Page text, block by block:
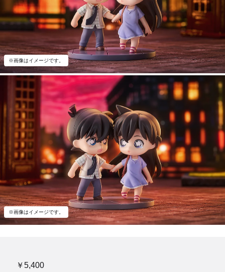
※画像はイメージです。
※画像はイメージです。
￥5,400